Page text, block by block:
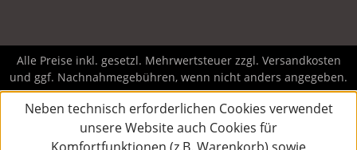
Alle Preise inkl. gesetzl. Mehrwertsteuer zzgl. Versandkosten
und ggf. Nachnahmegebühren, wenn nicht anders angegeben.
Neben technisch erforderlichen Cookies verwendet
unsere Website auch Cookies für